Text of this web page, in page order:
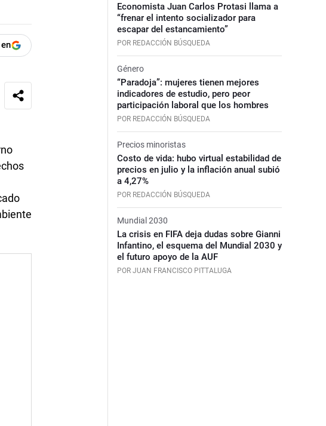
Economista Juan Carlos Protasi llama a
“frenar el intento socializador para
escapar del estancamiento”
POR REDACCIÓN BÚSQUEDA
Género
“Paradoja”: mujeres tienen mejores
indicadores de estudio, pero peor
participación laboral que los hombres
POR REDACCIÓN BÚSQUEDA
Precios minoristas
Costo de vida: hubo virtual estabilidad de
precios en julio y la inflación anual subió
a 4,27%
POR REDACCIÓN BÚSQUEDA
Mundial 2030
La crisis en FIFA deja dudas sobre Gianni
Infantino, el esquema del Mundial 2030 y
el futuro apoyo de la AUF
POR JUAN FRANCISCO PITTALUGA